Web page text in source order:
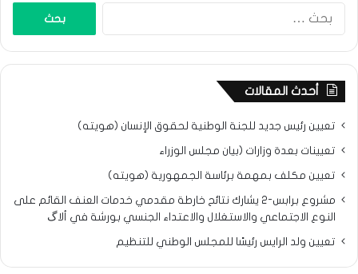
أحدث المقالات
تعيين رئيس جديد للجنة الوطنية لحقوق الإنسان (هويته)
تعيينات بعدة وزارات (بيان مجلس الوزراء
تعيين مكلف بمهمة برئاسة الجمهورية (هويته)
مشروع برابس-2 يشارك نتائح خارطة مقدمي خدمات العنف القائم على
النوع الاجتماعي والاستغلال والاعتداء الجنسي بورشة في ألاگ
تعيين ولد الرايس رئيسًا للمجلس الوطني للتنظيم